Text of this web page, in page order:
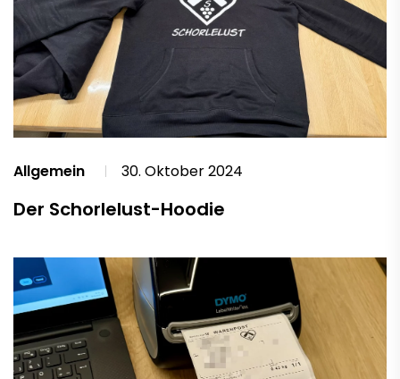
Allgemein 30. Oktober 2024
Der Schorlelust-Hoodie